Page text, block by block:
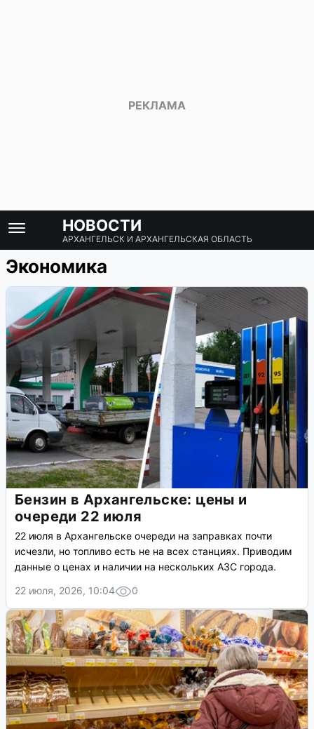
НОВОСТИ
АРХАНГЕЛЬСК И АРХАНГЕЛЬСКАЯ ОБЛАСТЬ
Экономика
Бензин в Архангельске: цены и
очереди 22 июля
22 июля в Архангельске очереди на заправках почти
исчезли, но топливо есть не на всех станциях. Приводим
данные о ценах и наличии на нескольких АЗС города.
22 июля, 2026, 10:04
0